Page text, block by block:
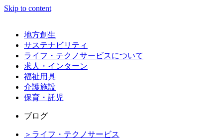
Skip to content
地方創生
サステナビリティ
ライフ・テクノサービスについて
求人・インターン
福祉用具
介護施設
保育・託児
ブログ
＞ライフ・テクノサービス